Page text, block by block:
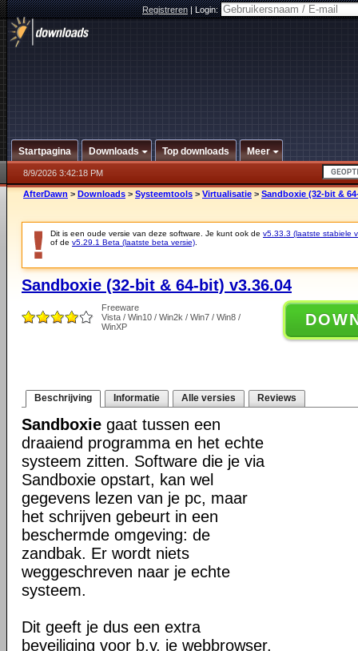
Registreren|Login:
Startpagina Downloads Top downloads Meer
8/9/2026 3:42:18 PM
AfterDawn > Downloads > Systeemtools > Virtualisatie > Sandboxie (32-bit &
Dit is een oude versie van deze software. Je kunt ook de v5.33.3 (laatste stabiele
of de v5.29.1 Beta (laatste beta versie)
Sandboxie (32-bit & 64-bit) v3.36.04
Freeware
Vista / Win10 / Win2k / Win7 / Win8 /
WinXP
Beschrijving Informatie Alle versies Reviews
Sandboxie gaat tussen een
draaiend programma en het echte
systeem zitten. Software die je via
Sandboxie opstart, kan wel
gegevens lezen van je pc, maar
het schrijven gebeurt in een
beschermde omgeving: de
zandbak. Er wordt niets
weggeschreven naar je echte
systeem.
Dit geeft je dus een extra
beveiliging voor b.v. je webbrowser.